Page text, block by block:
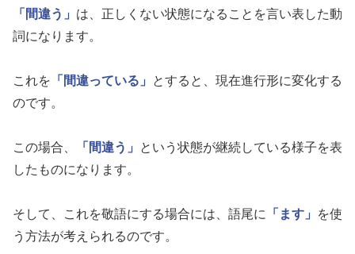
「間違う」 は、正しくない状態になることを言い表した動
詞になります。
これを 「間違っている」
とすると、現在進行形に変化する
のです。
この場合、 「間違う」
という状態が継続している様子を表
したものになります。
そして、これを敬語にする場合には、語尾に 「ます」
を使
う方法が考えられるのです。